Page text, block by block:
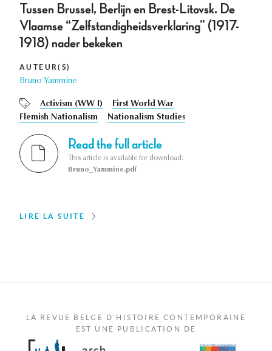
Tussen Brussel, Berlijn en Brest-Litovsk. De
Vlaamse “Zelfstandigheidsverklaring” (1917-
1918) nader bekeken
AUTEUR(S)
Bruno Yammine
Activism (WW I)
First World War
Flemish Nationalism
Nationalism Studies
Read the full article
This article is available for download:
Bruno_Yammine.pdf
LIRE LA SUITE
LA REVUE BELGE D'HISTOIRE CONTEMPORAINE
EST UNE PUBLICATION DE